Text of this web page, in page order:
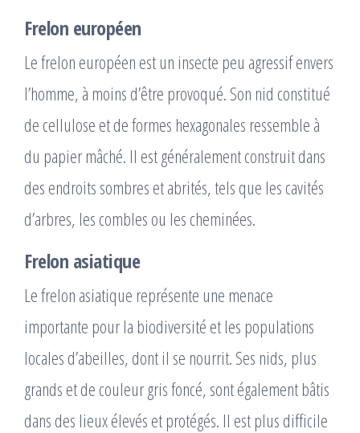
Frelon européen
Le frelon européen est un insecte peu agressif envers
l’homme, à moins d’être provoqué. Son nid constitué
de cellulose et de formes hexagonales ressemble à
du papier mâché. Il est généralement construit dans
des endroits sombres et abrités, tels que les cavités
d’arbres, les combles ou les cheminées.
Frelon asiatique
Le frelon asiatique représente une menace
importante pour la biodiversité et les populations
locales d’abeilles, dont il se nourrit. Ses nids, plus
grands et de couleur gris foncé, sont également bâtis
dans des lieux élevés et protégés. Il est plus difficile